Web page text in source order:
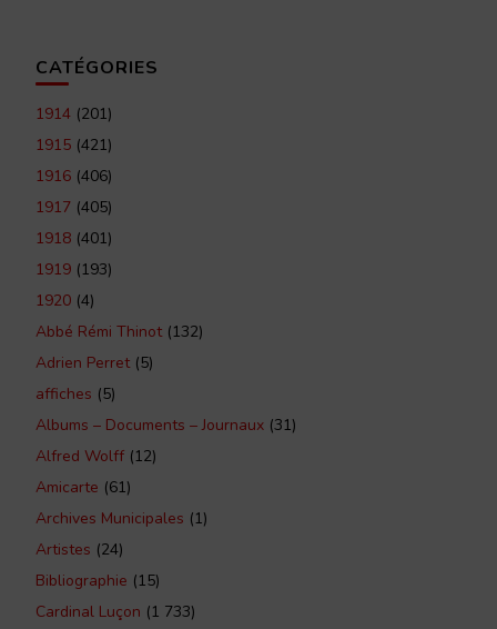
CATÉGORIES
1914 (201)
1915 (421)
1916 (406)
1917 (405)
1918 (401)
1919 (193)
1920 (4)
Abbé Rémi Thinot(132)
Adrien Perret(5)
affiches (5)
Albums – Documents – Journaux (31)
Alfred Wolff (12)
Amicarte (61)
Archives Municipales (1)
Artistes (24)
Bibliographie (15)
Cardinal Luçon (1 733)